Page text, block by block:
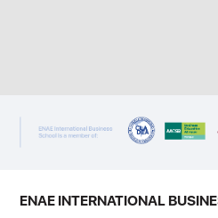
ENAE INTERNATIONAL